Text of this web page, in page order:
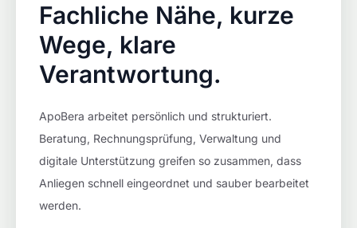
Fachliche Nähe, kurze
Wege, klare
Verantwortung.
ApoBera arbeitet persönlich und strukturiert.
Beratung, Rechnungsprüfung, Verwaltung und
digitale Unterstützung greifen so zusammen, dass
Anliegen schnell eingeordnet und sauber bearbeitet
werden.